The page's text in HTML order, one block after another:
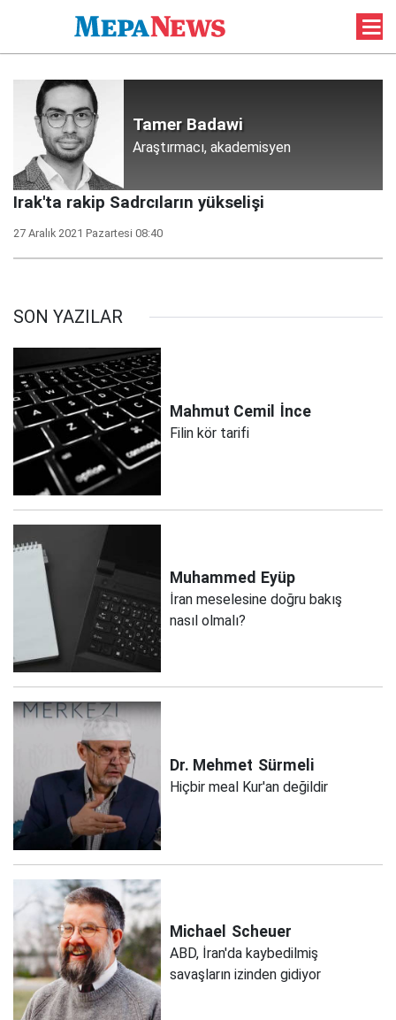
Tamer Badawi
Araştırmacı, akademisyen
Irak'ta rakip Sadrcıların yükselişi
27 Aralık 2021 Pazartesi 08:40
SON YAZILAR
Mahmut Cemil İnce
Filin kör tarifi
Muhammed Eyüp
İran meselesine doğru bakış
nasıl olmalı?
Dr. Mehmet Sürmeli
Hiçbir meal Kur'an değildir
Michael Scheuer
ABD, İran'da kaybedilmiş
savaşların izinden gidiyor